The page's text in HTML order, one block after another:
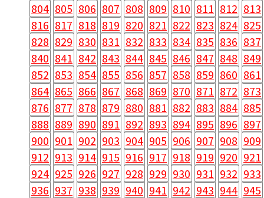
804 805 806 807 808 809 810 811 812 813
816 817 818 819 820 821 822 823 824 825
828 829 830 831 832 833 834 835 836 837
840 841 842 843 844 845 846 847 848 849
852 853 854 855 856 857 858 859 860 861
864 865 866 867 868 869 870 871 872 873
876 877 878 879 880 881 882 883 884 885
888 889 890 891 892 893 894 895 896 897
900 901 902 903 904 905 906 907 908 909
912 913 914 915 916 917 918 919 920 921
924 925 926 927 928 929 930 931 932 933
936 937 938 939 940 941 942 943 944 945